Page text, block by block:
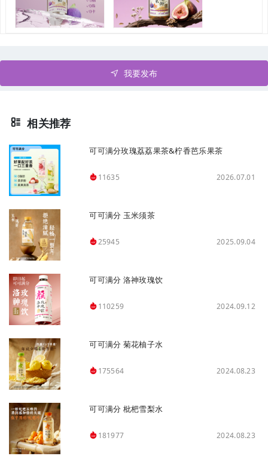
我要发布
相关推荐
可可满分玫瑰荔荔果茶&柠香芭乐果茶
11635 2026.07.01
可可满分 玉米须茶
25945 2025.09.04
可可满分 洛神玫瑰饮
110259 2024.09.12
可可满分 菊花柚子水
175564 2024.08.23
可可满分 枇杷雪梨水
181977 2024.08.23